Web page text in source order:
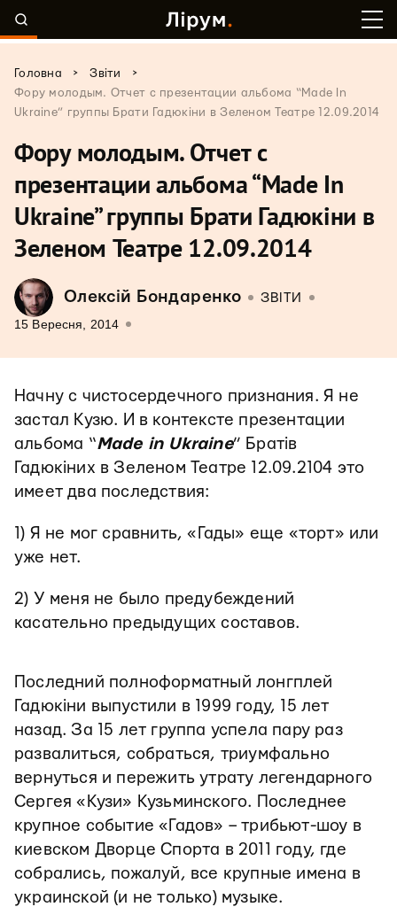
Головна > Звіти
>
Фору молодым. Отчет с презентации альбома “Made In
Ukraine” группы Брати Гадюкіни в Зеленом Театре 12.09.2014
Фору молодым. Отчет с
презентации альбома “Made In
Ukraine” группы Брати Гадюкіни в
Зеленом Театре 12.09.2014
Олексій Бондаренко ЗВІТИ
15 Вересня, 2014
Начну с чистосердечного признания. Я не
застал Кузю. И в контексте презентации
альбома “Made in Ukraine” Братів
Гадюкіних в Зеленом Театре 12.09.2104 это
имеет два последствия:
1) Я не мог сравнить, «Гады» еще «торт» или
уже нет.
2) У меня не было предубеждений
касательно предыдущих составов.
Последний полноформатный лонгплей
Гадюкіни выпустили в 1999 году, 15 лет
назад. За 15 лет группа успела пару раз
развалиться, собраться, триумфально
вернуться и пережить утрату легендарного
Сергея «Кузи» Кузьминского. Последнее
крупное событие «Гадов» – трибьют-шоу в
киевском Дворце Спорта в 2011 году, где
собрались, пожалуй, все крупные имена в
украинской (и не только) музыке.